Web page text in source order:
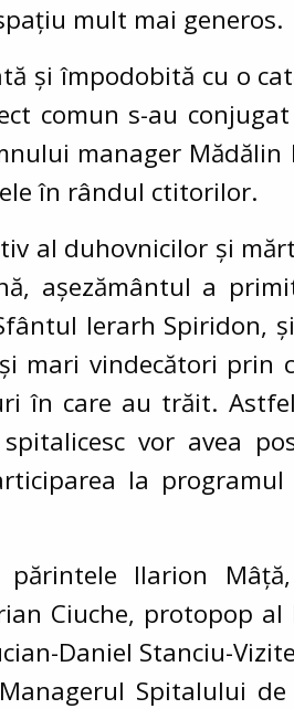
mult mai generos.
și împodobită cu o
comun s-au
manager
în rândul ctitorilor.
al duhovnicilor și
așezământul a
Ierarh Spiridon,
mari vindecători prin
în care au trăit.
vor avea
la
Ilarion
Ciuche, protopop
Daniel Stanciu-
Spitalului